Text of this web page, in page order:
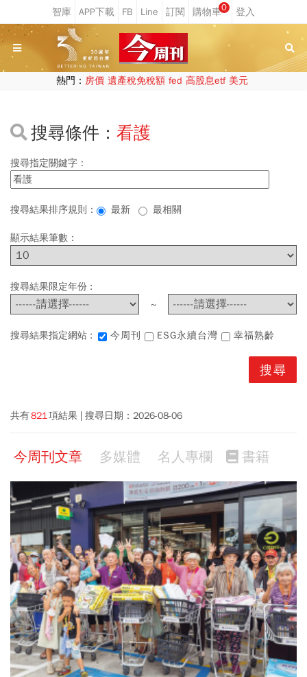
0
熱門： 房價 遺產稅免稅額 fed 高股息etf 美元
搜尋條件： 看護
搜尋指定關鍵字：
搜尋結果排序規則： 最新 最相關
顯示結果筆數：
搜尋結果限定年份 :
~
搜尋結果指定網站 : 今周刊 ESG永續台灣 幸福熟齡
共有821項結果 搜尋日期： 2026-08-06
今周刊文章 多媒體 名人專欄 書籍